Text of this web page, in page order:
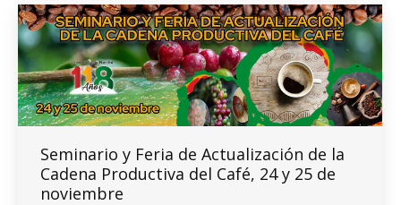
Seminario y Feria de Actualización de la
Cadena Productiva del Café, 24 y 25 de
noviembre